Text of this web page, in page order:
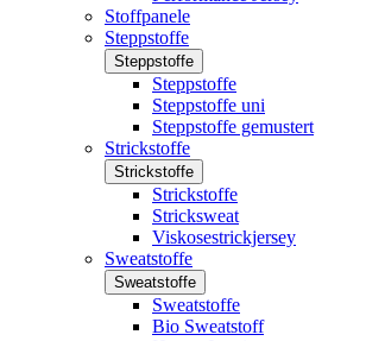
Stoffpanele
Steppstoffe
Steppstoffe
Steppstoffe
Steppstoffe uni
Steppstoffe gemustert
Strickstoffe
Strickstoffe
Strickstoffe
Stricksweat
Viskosestrickjersey
Sweatstoffe
Sweatstoffe
Sweatstoffe
Bio Sweatstoff